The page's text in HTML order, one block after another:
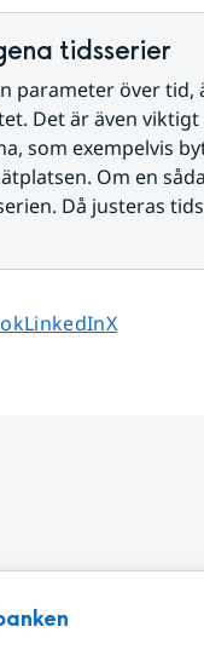
tidsserier
parameter över
Det är även
som exempelvis
Om en
Då justeras
på
Dela sidan på
LinkedInDela sidan
X